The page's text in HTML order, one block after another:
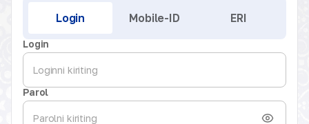
Login Mobile-ID ERI
Login
Parol